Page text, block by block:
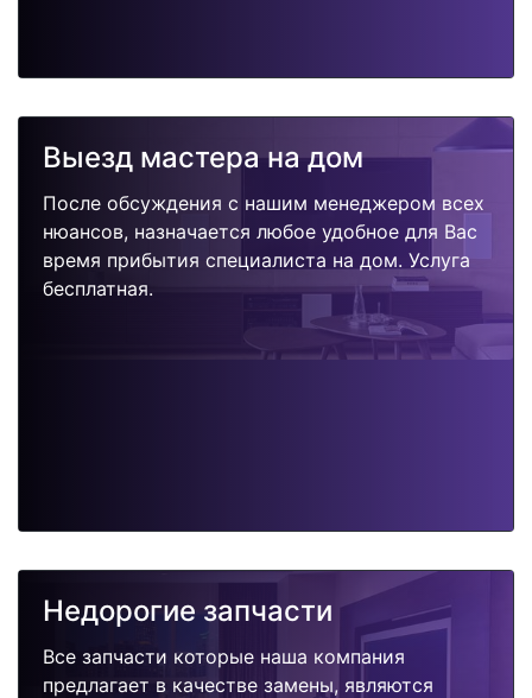
Выезд мастера на дом
После обсуждения с нашим менеджером всех
нюансов, назначается любое удобное для Вас
время прибытия специалиста на дом. Услуга
бесплатная.
Недорогие запчасти
Все запчасти которые наша компания
предлагает в качестве замены, являются